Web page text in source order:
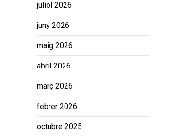
juliol 2026
juny 2026
maig 2026
abril 2026
març 2026
febrer 2026
octubre 2025